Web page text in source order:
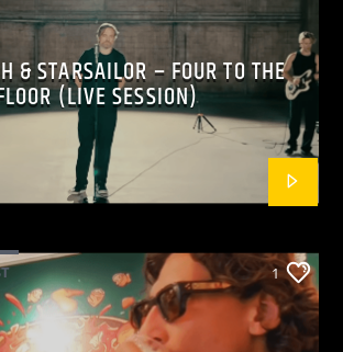
& STARSAILOR – FOUR TO THE
(LIVE SESSION)
2026
POP
1